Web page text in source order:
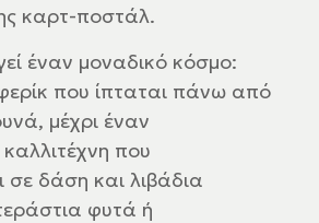
καρτ-ποστάλ.
έναν μοναδικό κόσμο:
που ίπταται πάνω από
μέχρι έναν
που
σε δάση και λιβάδια
φυτά ή